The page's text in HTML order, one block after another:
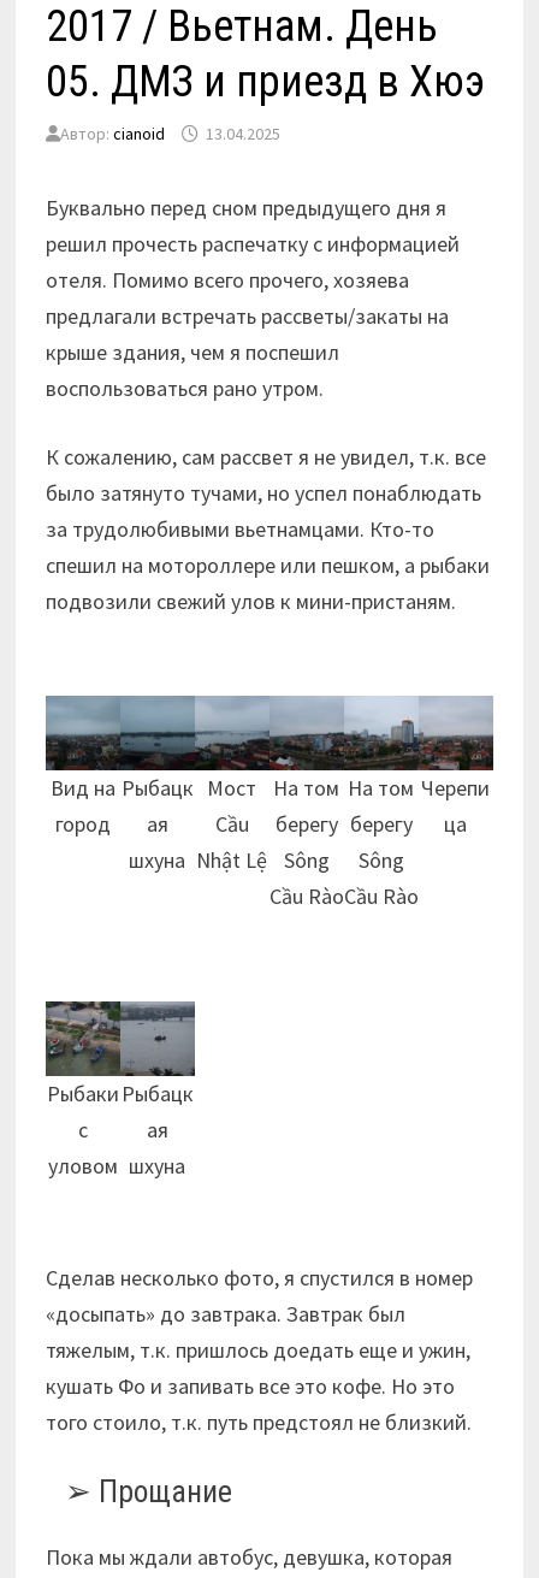
2017 / Вьетнам. День
05. ДМЗ и приезд в Хюэ
Автор: cianoid 13.04.2025
Буквально перед сном предыдущего дня я
решил прочесть распечатку с информацией
отеля. Помимо всего прочего, хозяева
предлагали встречать рассветы/закаты на
крыше здания, чем я поспешил
воспользоваться рано утром.
К сожалению, сам рассвет я не увидел, т.к. все
было затянуто тучами, но успел понаблюдать
за трудолюбивыми вьетнамцами. Кто-то
спешил на мотороллере или пешком, а рыбаки
подвозили свежий улов к мини-пристаням.
Вид на
город
Рыбацк
ая
шхуна
Мост
Cầu
Nhật Lệ
На том
берегу
Sông
Cầu Rào
На том
берегу
Sông
Cầu Rào
Черепи
ца
Рыбаки
с
уловом
Рыбацк
ая
шхуна
Сделав несколько фото, я спустился в номер
«досыпать» до завтрака. Завтрак был
тяжелым, т.к. пришлось доедать еще и ужин,
кушать Фо и запивать все это кофе. Но это
того стоило, т.к. путь предстоял не близкий.
Прощание
Пока мы ждали автобус, девушка, которая